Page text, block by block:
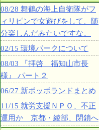
08/28 舞鶴の海上自衛隊がフ
ィリピンで女遊びをして、随
分楽しんだみたいですな。
02/15 環境パークについて
08/03 『拝啓 福知山市長
様』 パート２
06/27 新ポッポランドまとめ
11/15 就労支援ＮＰＯ、不正
運用か 京都・綾部、閉鎖へ